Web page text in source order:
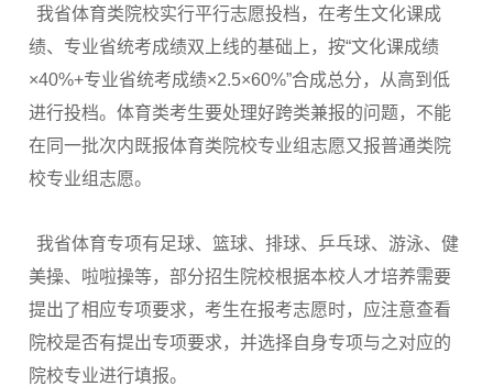
我省体育类院校实行平行志愿投档，在考生文化课成
绩、专业省统考成绩双上线的基础上，按“文化课成绩
×40%+专业省统考成绩×2.5×60%”合成总分，从高到低
进行投档。体育类考生要处理好跨类兼报的问题，不能
在同一批次内既报体育类院校专业组志愿又报普通类院
校专业组志愿。
我省体育专项有足球、篮球、排球、乒乓球、游泳、健
美操、啦啦操等，部分招生院校根据本校人才培养需要
提出了相应专项要求，考生在报考志愿时，应注意查看
院校是否有提出专项要求，并选择自身专项与之对应的
院校专业进行填报。